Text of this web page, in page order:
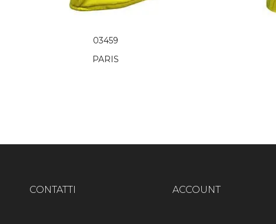
03459
PARIS
CONTATTI ACCOUNT